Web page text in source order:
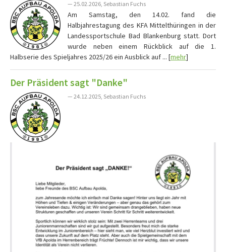
— 25.02.2026, Sebastian Fuchs
Am Samstag, den 14.02. fand die
Halbjahrestagung des KFA Mittelthüringen in der
Landessportschule Bad Blankenburg statt. Dort
wurde neben einem Rückblick auf die 1.
Halbserie des Spieljahres 2025/26 ein Ausblick auf ... [mehr]
Der Präsident sagt "Danke"
— 24.12.2025, Sebastian Fuchs